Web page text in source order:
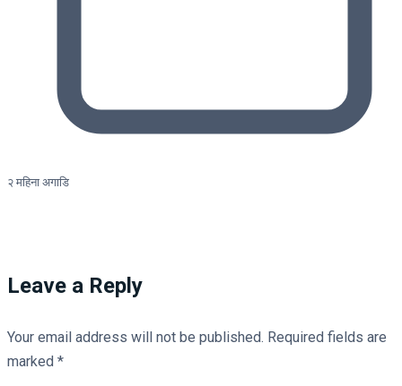
२ महिना अगाडि
Leave a Reply
Your email address will not be published. Required fields are
marked *